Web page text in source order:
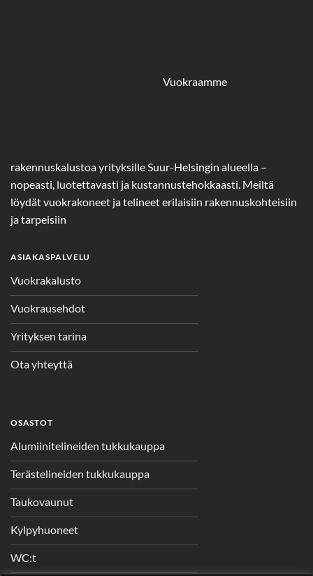
Vuokraamme
rakennuskalustoa yrityksille Suur-Helsingin alueella –
nopeasti, luotettavasti ja kustannustehokkaasti. Meiltä
löydät vuokrakoneet ja telineet erilaisiin rakennuskohteisiin
ja tarpeisiin
ASIAKASPALVELU
Vuokrakalusto
Vuokrausehdot
Yrityksen tarina
Ota yhteyttä
OSASTOT
Alumiinitelineiden tukkukauppa
Terästelineiden tukkukauppa
Taukovaunut
Kylpyhuoneet
WC:t